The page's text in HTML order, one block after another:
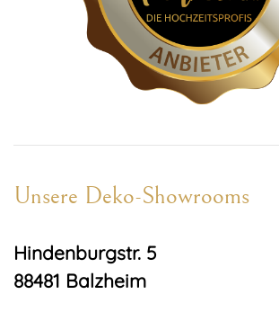
Unsere Deko-Showrooms
Hindenburgstr. 5
88481 Balzheim